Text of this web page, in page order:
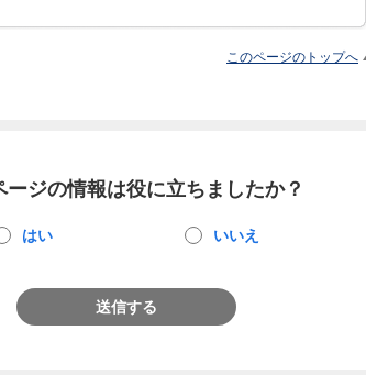
このページのトップへ
ージの情報は役に立ちましたか？
はい いいえ
送信する